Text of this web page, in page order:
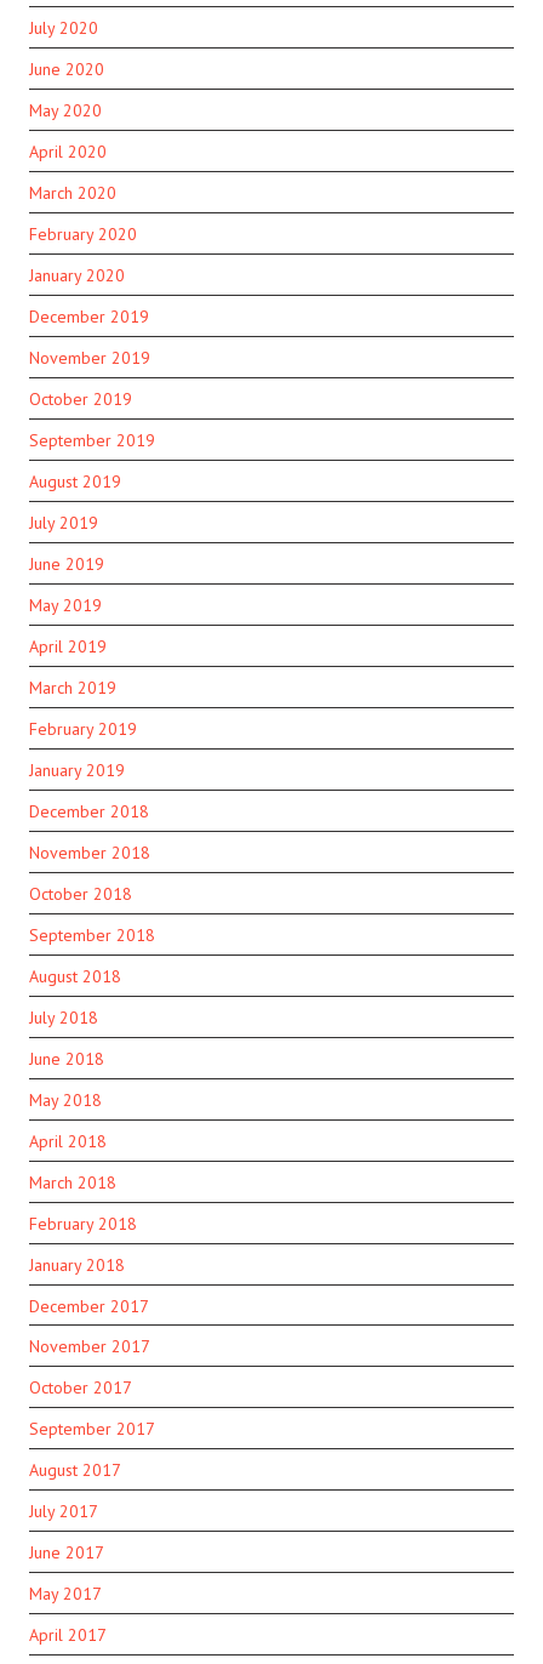
July 2020
June 2020
May 2020
April 2020
March 2020
February 2020
January 2020
December 2019
November 2019
October 2019
September 2019
August 2019
July 2019
June 2019
May 2019
April 2019
March 2019
February 2019
January 2019
December 2018
November 2018
October 2018
September 2018
August 2018
July 2018
June 2018
May 2018
April 2018
March 2018
February 2018
January 2018
December 2017
November 2017
October 2017
September 2017
August 2017
July 2017
June 2017
May 2017
April 2017